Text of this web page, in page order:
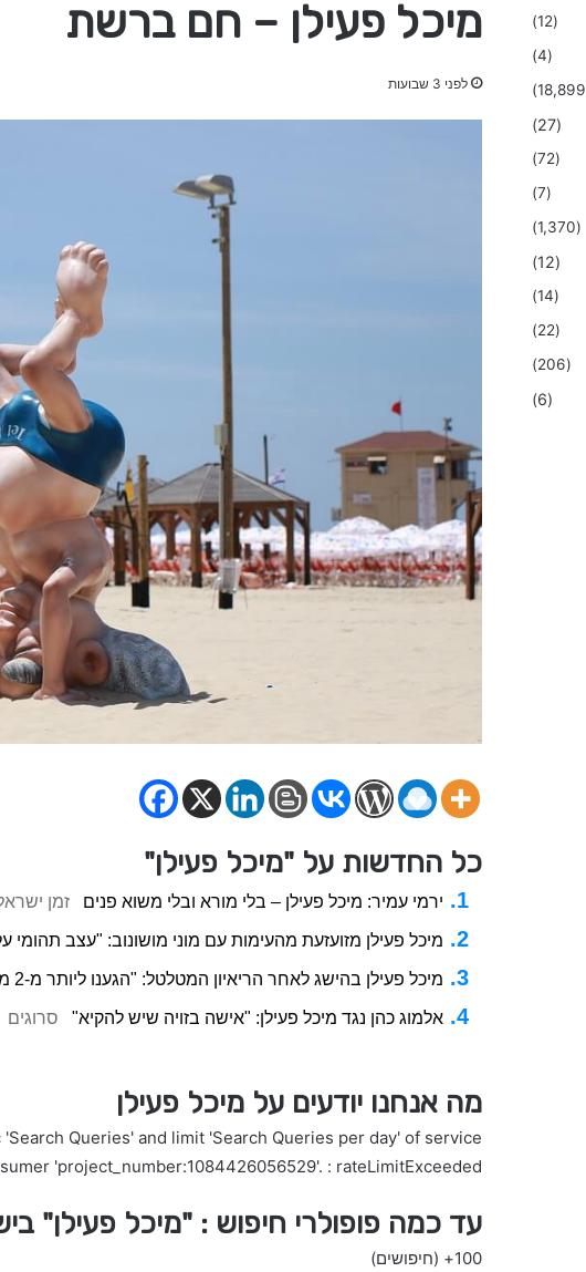
מיכל פעילן – חם ברשת
לפני 3 שבועות
כל החדשות על "מיכל פעילן"
ירמי עמיר: מיכל פעילן – בלי מורא ובלי משוא פנים זמן
מיכל פעילן מזועזעת מהעימות עם מוני מושונוב: "עצב תהומי
מיכל פעילן בהישג לאחר הריאיון המטלטל: "הגענו ליותר מ-2 מיליון שקל"
אלמוג כהן נגד מיכל פעילן: "אישה בזויה שיש להקיא" סרוגים
מה אנחנו יודעים על מיכל פעילן
Queries' and limit 'Search Queries per day' of service
'project_number:1084426056529'. : rateLimitExceeded
עד כמה פופולרי חיפוש : "מיכל פעילן"
100+ (חיפושים)
(12)
(4)
(27)
(72)
(7)
(1,370)
(12)
(14)
(22)
(206)
(6)